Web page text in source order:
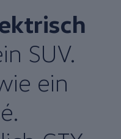
SUV.
ein